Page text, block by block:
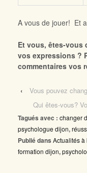
A vous de jouer! Et
Et vous, êtes-vous
vos expressions ?
commentaires vos
‹
Vous pouvez
Qui êtes-vous?
Tagués avec : changer
psychologue dijon,
Publié dans Actualités à
formation dijon,